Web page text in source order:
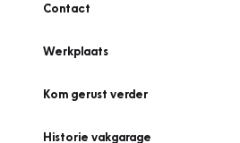
Contact
Werkplaats
Kom gerust verder
Historie vakgarage